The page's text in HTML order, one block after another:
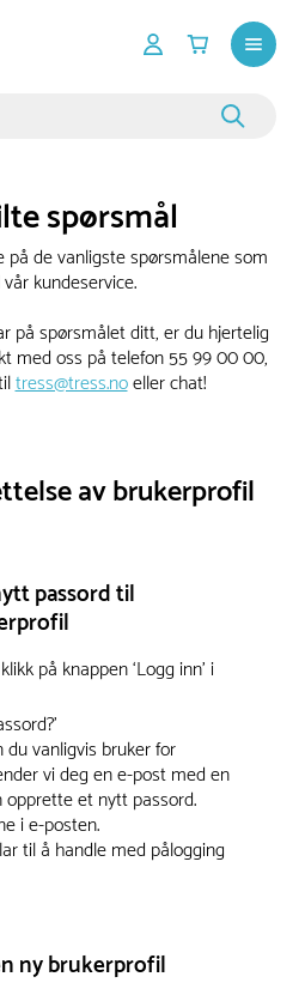
spørsmål
de vanligste spørsmålene som
kundeservice.
på spørsmålet ditt, er du hjertelig
med oss på telefon 55 99 00 00,
tress@tress.noeller chat!
av brukerprofil
passord til
på knappen ‘Logg inn’ i
vanligvis bruker for
vi deg en e-post med en
opprette et nytt passord.
i e-posten.
til å handle med pålogging
ny brukerprofil